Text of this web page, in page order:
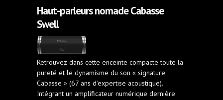
Haut-parleurs nomade Cabasse
Swell
Retrouvez dans cette enceinte compacte toute la
pureté et le dynamisme du son « signature
Cabasse » (67 ans d’expertise acoustique).
Intégrant un amplificateur numérique dernière